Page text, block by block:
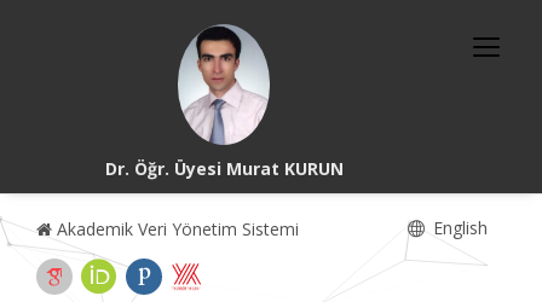
Dr. Öğr. Üyesi Murat KURUN
Akademik Veri Yönetim Sistemi English